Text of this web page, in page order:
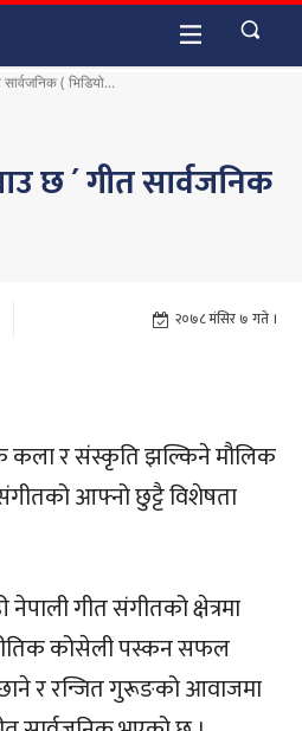
( भिडियो...
छ ´ गीत सार्वजनिक
२०७८ मंसिर ७ गते ।
कला र संस्कृति झल्किने मौलिक
आफ्नो छुट्टै विशेषता
गीत संगीतको क्षेत्रमा
कोसेली पस्कन सफल
र रन्जित गुरूङको आवाजमा